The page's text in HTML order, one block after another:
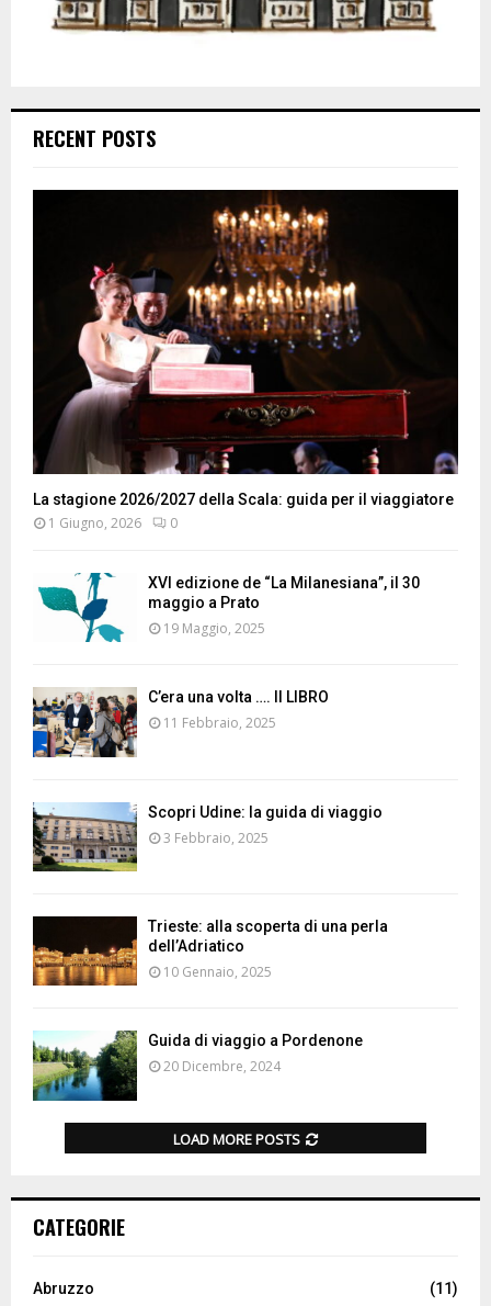
RECENT POSTS
La stagione 2026/2027 della Scala: guida per il viaggiatore
1 Giugno, 2026 0
XVI edizione de “La Milanesiana”, il 30
maggio a Prato
19 Maggio, 2025
C’era una volta …. Il LIBRO
11 Febbraio, 2025
Scopri Udine: la guida di viaggio
3 Febbraio, 2025
Trieste: alla scoperta di una perla
dell’Adriatico
10 Gennaio, 2025
Guida di viaggio a Pordenone
20 Dicembre, 2024
LOAD MORE POSTS
CATEGORIE
Abruzzo (11)